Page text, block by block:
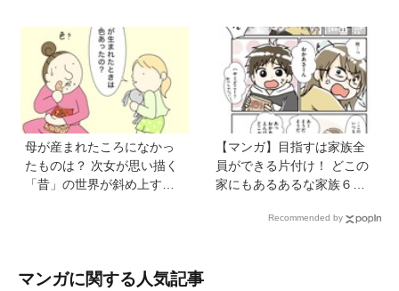
母が産まれたころになかっ
たものは？ 次女が思い描く
「昔」の世界が斜め上すぎ
【マンガ】目指すは家族全
員ができる片付け！ どこの
家にもあるあるな家族６人
Recommended by
マンガに関する人気記事